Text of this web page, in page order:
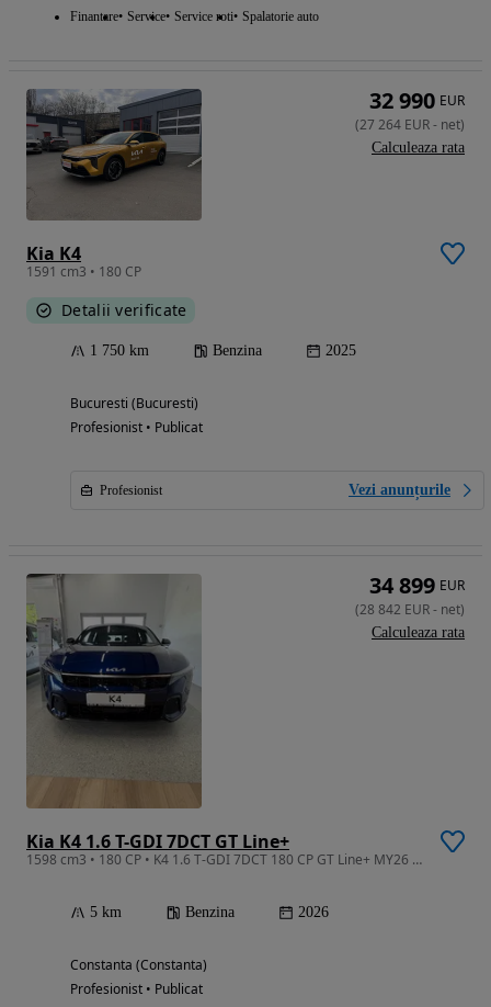
Finantare Service Service roti Spalatorie auto
Kia K4
1591 cm3 • 180 CP
Detalii verificate
1 750 km Benzina 2025
Bucuresti (Bucuresti)
Profesionist • Publicat
Profesionist Vezi anunțurile
32 990 EUR
(27 264 EUR- net)
Calculeaza rata
Kia K4 1.6 T-GDI 7DCT GT Line+
1598 cm3 • 180 CP • K4 1.6 T-GDI 7DCT 180 CP GT Line+ MY26 (MY 2026)
5 km Benzina 2026
Constanta (Constanta)
Profesionist • Publicat
34 899 EUR
(28 842 EUR- net)
Calculeaza rata